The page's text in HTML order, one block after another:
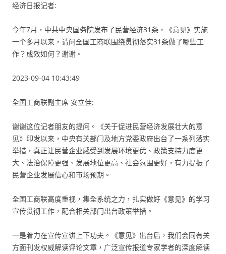
经济日报记者:
今年7月，中共中央国务院发布了民营经济31条，《意见》实施
一个多月以来，请问全国工商联围绕贯彻落实31条做了哪些工
作？成效如何？谢谢。
2023-09-04 10:43:49
全国工商联副主席 安立佳:
谢谢这位记者朋友的提问。《关于促进民营经济发展壮大的意
见》印发以来，中央有关部门及地方党委政府出台了一系列落实
举措，真正让民营企业感受到发展环境更优、政策支持力度更
大、法治保障更强、发展地位更高、社会氛围更好，有力提振了
民营企业发展信心和市场预期。
全国工商联高度重视，集全系统之力，扎实做好《意见》的学习
宣传贯彻工作，配合相关部门出台政策举措。
一是着力在宣传宣讲上下功夫。《意见》出台后，我们会同有关
方面刊发权威解读评论文章，广泛宣传报道专家学者的深度解读